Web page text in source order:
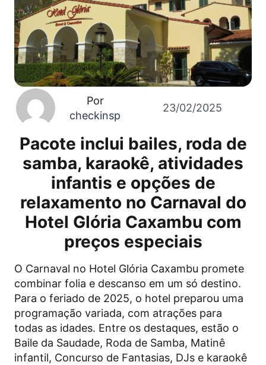
Por
checkinsp
23/02/2025
Pacote inclui bailes, roda de
samba, karaokê, atividades
infantis e opções de
relaxamento no Carnaval do
Hotel Glória Caxambu com
preços especiais
O Carnaval no Hotel Glória Caxambu promete
combinar folia e descanso em um só destino.
Para o feriado de 2025, o hotel preparou uma
programação variada, com atrações para
todas as idades. Entre os destaques, estão o
Baile da Saudade, Roda de Samba, Matinê
infantil, Concurso de Fantasias, DJs e karaokê